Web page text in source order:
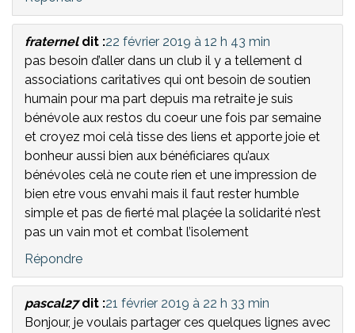
fraternel dit :22 février 2019 à 12 h 43 min
pas besoin d’aller dans un club il y a tellement d
associations caritatives qui ont besoin de soutien
humain pour ma part depuis ma retraite je suis
bénévole aux restos du coeur une fois par semaine
et croyez moi celà tisse des liens et apporte joie et
bonheur aussi bien aux bénéficiares qu’aux
bénévoles celà ne coute rien et une impression de
bien etre vous envahi mais il faut rester humble
simple et pas de fierté mal plaçée la solidarité n’est
pas un vain mot et combat l’isolement
Répondre
pascal27 dit :21 février 2019 à 22 h 33 min
Bonjour, je voulais partager ces quelques lignes avec